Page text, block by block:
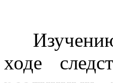
ходе